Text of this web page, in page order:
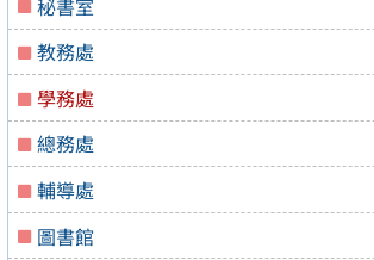
教務處
學務處
總務處
輔導處
圖書館